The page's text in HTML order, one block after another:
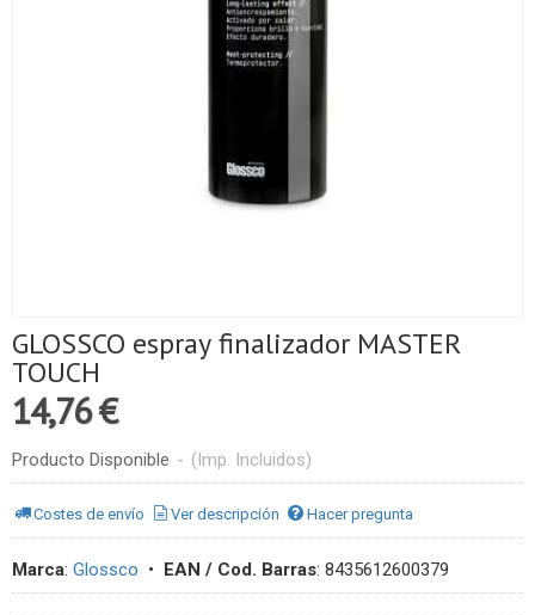
GLOSSCO espray finalizador MASTER
TOUCH
14,76 €
Producto Disponible - (Imp. Incluidos)
Costes de envío Ver descripción Hacer pregunta
Marca: Glossco • EAN / Cod. Barras: 8435612600379